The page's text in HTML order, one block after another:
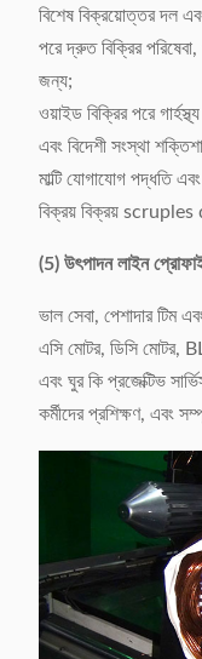
বিশেষ বিক্রয়োত্তর দল
পরে দ্রুত বিক্রির
জন্য;
ওয়াইড বিক্রির পরে
এবং বিদেশী সংস্থা
মাল্টি যোগাযোগ পদ্ধতি
বিক্রয় বিক্রয় scruples
(5) উৎপাদন লাইন
ভাল সেবা, পেশাদার টিম
এসি মোটর, ডিসি মোটর,
এবং ঘুর কি প্রজেক্টিভ
কর্মীদের প্রশিক্ষণ, এবং